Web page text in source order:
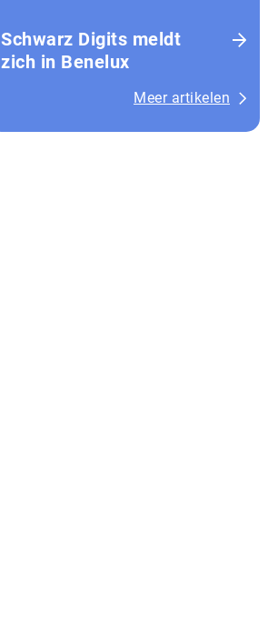
Schwarz Digits meldt
zich in Benelux
Meer artikelen